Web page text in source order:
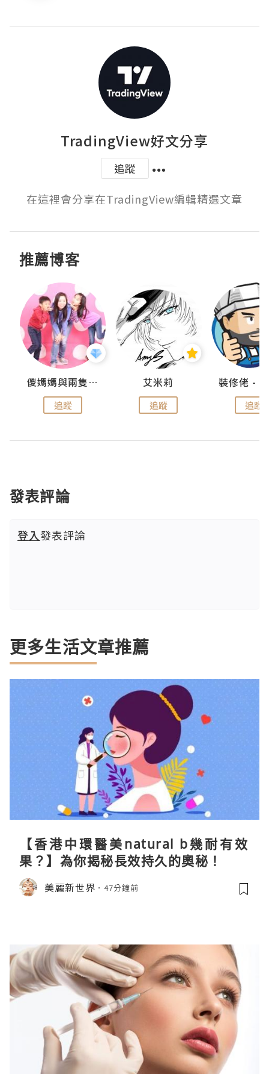
TradingView好文分享
追蹤
在這裡會分享在TradingView編輯精選文章
推薦博客
儍媽媽與兩隻小魔怪之家
追蹤
艾米莉
追蹤 追蹤
發表評論
登入發表評論
更多生活文章推薦
【香港中環醫美natural b幾耐有效
果？】為你揭秘長效持久的奧秘！
美麗新世界 47分鐘前